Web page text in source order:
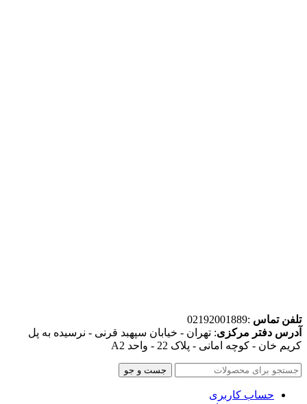
تلفن تماس :02192001889
آدرس دفتر مرکزی: تهران - خیابان سپهبد قرنی - نرسیده به پل
کریم خان - کوچه امانی - پلاک 22 - واحد A2
جست و جو
حساب کاربری